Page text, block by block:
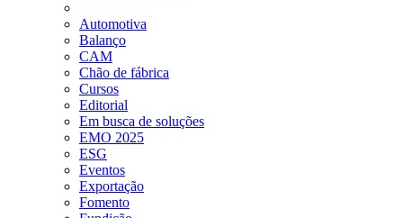
Automotiva
Balanço
CAM
Chão de fábrica
Cursos
Editorial
Em busca de soluções
EMO 2025
ESG
Eventos
Exportação
Fomento